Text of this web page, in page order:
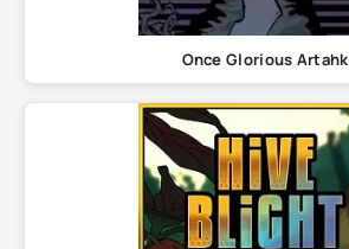
Once Glorious Artahk